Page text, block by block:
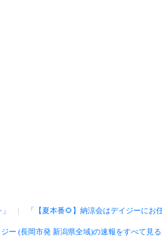
「【夏本番🌻】納涼会はデイジーにお
ー (長岡市発 新潟県全域)の速報をすべて見